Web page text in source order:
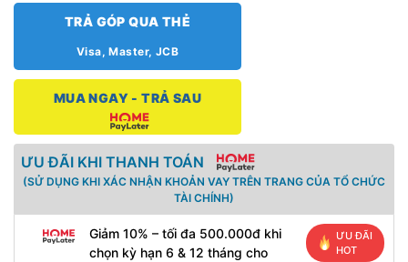
TRẢ GÓP QUA THẺ
Visa, Master, JCB
MUA NGAY - TRẢ SAU
ƯU ĐÃI KHI THANH TOÁN
(SỬ DỤNG KHI XÁC NHẬN KHOẢN VAY TRÊN TRANG CỦA TỔ CHỨC
TÀI CHÍNH)
Giảm 10% – tối đa 500.000đ khi
chọn kỳ hạn 6 & 12 tháng cho
ƯU ĐÃI
HOT